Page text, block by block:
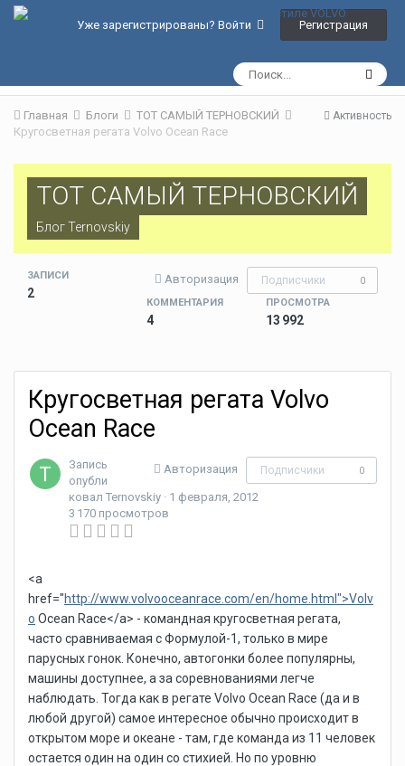
Уже зарегистрированы? Войти Регистрация
Активность
Главная Блоги
ТОТ САМЫЙ ТЕРНОВСКИЙ
Кругосветная регата Volvo Ocean Race
ТОТ САМЫЙ ТЕРНОВСКИЙ
БлогTernovskiy
Авторизация Подписчики 0
ЗАПИСИ
2
КОММЕНТАРИЯ
4
ПРОСМОТРА
13 992
Кругосветная регата Volvo
Ocean Race
Авторизация Подписчики 0
Запись
опубли
ковал Ternovskiy · 1 февраля, 2012
3 170 просмотров
<a
href="http://www.volvooceanrace.com/en/home.html">Volv
o Ocean Race</a> - командная кругосветная регата,
часто сравниваемая с Формулой-1, только в мире
парусных гонок. Конечно, автогонки более популярны,
машины доступнее, а за соревнованиями легче
наблюдать. Тогда как в регате Volvo Ocean Race (да и в
любой другой) самое интересное обычно происходит в
открытом море и океане - там, где команда из 11 человек
остается один на один со стихией. Но по уровню